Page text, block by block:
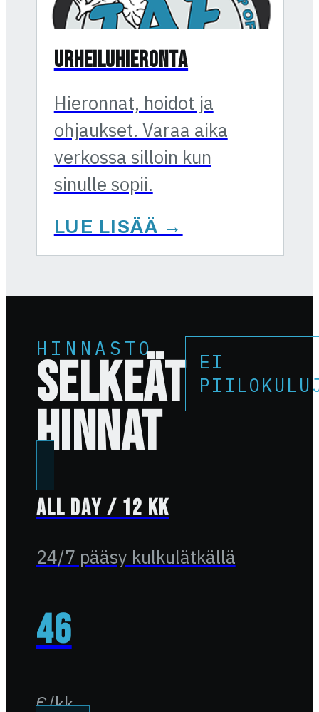
Urheiluhieronta
Hieronnat, hoidot ja
ohjaukset. Varaa aika
verkossa silloin kun
sinulle sopii.
LUE LISÄÄ →
HINNASTO
SELKEÄT
HINNAT
EI
All Day / 12 kk
24/7 pääsy kulkulätkällä
46
€/kk